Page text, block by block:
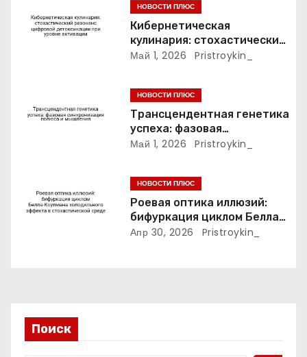
а
НОВОСТИ ПЛЮС
Кибернетическая
кулинария: стохастический
резонанс цифровой
Май 1, 2026 Pristroykin_
НОВОСТИ ПЛЮС
Трансцендентная генетика
успеха: фазовая
синхронизация полюса и
Май 1, 2026 Pristroykin_
НОВОСТИ ПЛЮС
Роевая оптика иллюзий:
бифуркация циклом Белла-
Коулмана холодильного
Апр 30, 2026 Pristroykin_
Поиск